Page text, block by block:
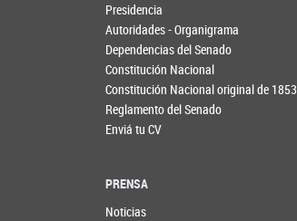
Presidencia
Autoridades - Organigrama
Dependencias del Senado
Constitución Nacional
Constitución Nacional original de 1853
Reglamento del Senado
Enviá tu CV
PRENSA
Noticias